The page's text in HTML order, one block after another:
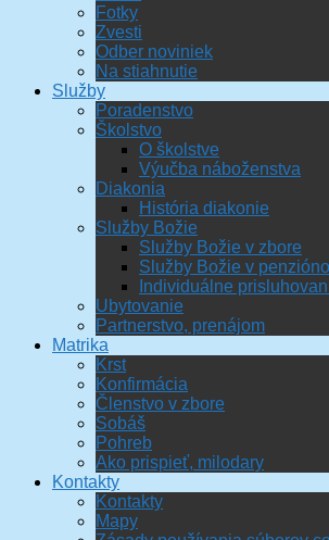
Fotky
Zvesti
Odber noviniek
Na stiahnutie
Služby
Poradenstvo
Školstvo
O školstve
Výučba náboženstva
Diakonia
História diakonie
Služby Božie
Služby Božie v zbore
Služby Božie v
Individuálne
Ubytovanie
Partnerstvo, prenájom
Matrika
Krst
Konfirmácia
Členstvo v zbore
Sobáš
Pohreb
Ako prispieť, milodary
Kontakty
Kontakty
Mapy